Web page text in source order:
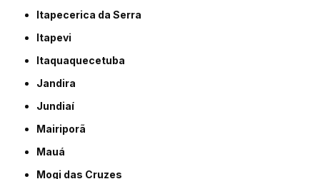
Itapecerica da Serra
Itapevi
Itaquaquecetuba
Jandira
Jundiaí
Mairiporã
Mauá
Mogi das Cruzes